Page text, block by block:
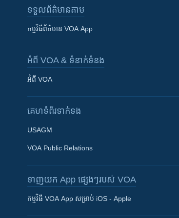
Khmer English
ទទួល​ព័ត៌មាន​តាម
កម្មវិធី​ព័ត៌មាន VOA App
អំពី​ VOA & ទំនាក់ទំនង
អំពី​ VOA
គេហទំព័រ​​ទាក់ទង
USAGM
VOA Public Relations
ទាញយក​ App ផ្សេងៗ​របស់​ VOA
កម្មវិធី​ VOA App សម្រាប់ iOS - Apple